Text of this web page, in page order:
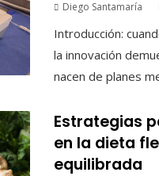
Diego Santamaría
Introducción:
la innovación
nacen de planes
Estrategias
en la dieta
equilibrada